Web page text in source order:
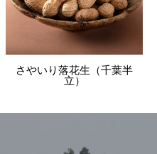
さやいり落花生（千葉半
立）